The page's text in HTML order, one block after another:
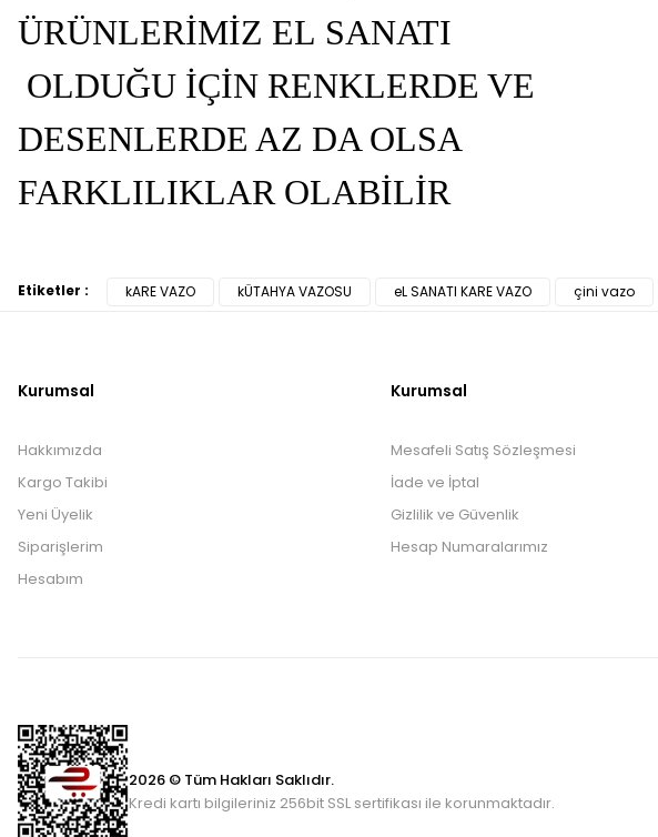
ÜRÜNLERİMİZ EL SANATI
OLDUĞU İÇİN RENKLERDE VE
DESENLERDE AZ DA OLSA
FARKLILIKLAR OLABİLİR
Etiketler : kARE VAZO kÜTAHYA VAZOSU eL SANATI KARE VAZO çini vazo
Kurumsal
Hakkımızda
Kargo Takibi
Yeni Üyelik
Siparişlerim
Hesabım
Kurumsal
Mesafeli Satış Sözleşmesi
İade ve İptal
Gizlilik ve Güvenlik
Hesap Numaralarımız
2026 © Tüm Hakları Saklıdır.
Kredi kartı bilgileriniz 256bit SSL sertifikası ile korunmaktadır.